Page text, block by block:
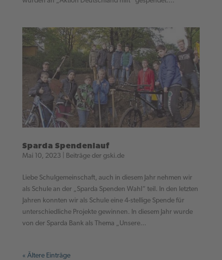
Sparda Spendenlauf
Mai 10, 2023 Beiträge der gski.de
Liebe Schulgemeinschaft, auch in diesem Jahr nehmen wir
als Schule an der „Sparda Spenden Wahl“ teil. In den letzten
Jahren konnten wir als Schule eine 4-stellige Spende für
unterschiedliche Projekte gewinnen. In diesem Jahr wurde
von der Sparda Bank als Thema „Unsere...
« Ältere Einträge